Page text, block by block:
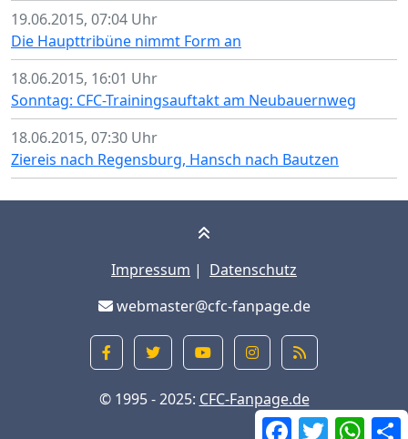
Facebook
Twitter
19.06.2015, 07:04 Uhr
Die Haupttribüne nimmt Form an
18.06.2015, 16:01 Uhr
Sonntag: CFC-Trainingsauftakt am Neubauernweg
18.06.2015, 07:30 Uhr
Ziereis nach Regensburg, Hansch nach Bautzen
Impressum | Datenschutz
webmaster@cfc-fanpage.de
© 1995 - 2025: CFC-Fanpage.de